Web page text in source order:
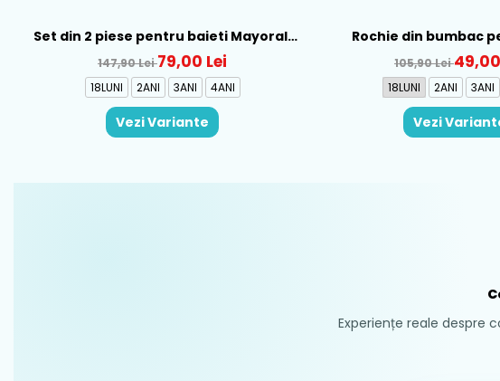
Set din 2 piese pentru baieti Mayoral,
Alb-Albastru - 1665-31
147,90 Lei79,00 Lei
18LUNI 2ANI 3ANI 4ANI
Vezi Variante
Rochie din bumbac
Mayoral, Rosu -
105,90 Lei
18LUNI 2ANI 3ANI
Vezi
Experiențe reale despre